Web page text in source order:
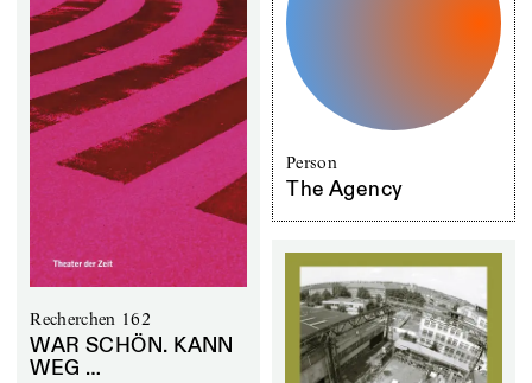
Recherchen 162
WAR SCHÖN. KANN
WEG …
Person
The Agency